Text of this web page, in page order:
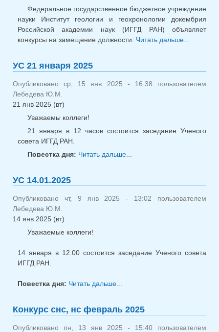
Федеральное государственное бюджетное учреждение
науки Институт геологии и геохронологии докембрия
Российской академии наук (ИГГД РАН) объявляет
конкурсы на замещение должности: Читать дальше...
2025
УС 21 января 2025
Опубликовано ср, 15 янв 2025 - 16:38 пользователем
Лебедева Ю.М.
21 янв 2025 (вт)
Уважаемы коллеги!
21 января в 12 часов состоится заседание Ученого
совета ИГГД РАН.
Повестка дня: Читать дальше...
УС 14.01.2025
Опубликовано чт, 9 янв 2025 - 13:02 пользователем
Лебедева Ю.М.
14 янв 2025 (вт)
Уважаемые коллеги!
14 января в 12.00 состоится заседание Ученого совета
ИГГД РАН.
Повестка дня: Читать дальше...
Конкурс снс, нс февраль 2025
Опубликовано пн, 13 янв 2025 - 15:40 пользователем